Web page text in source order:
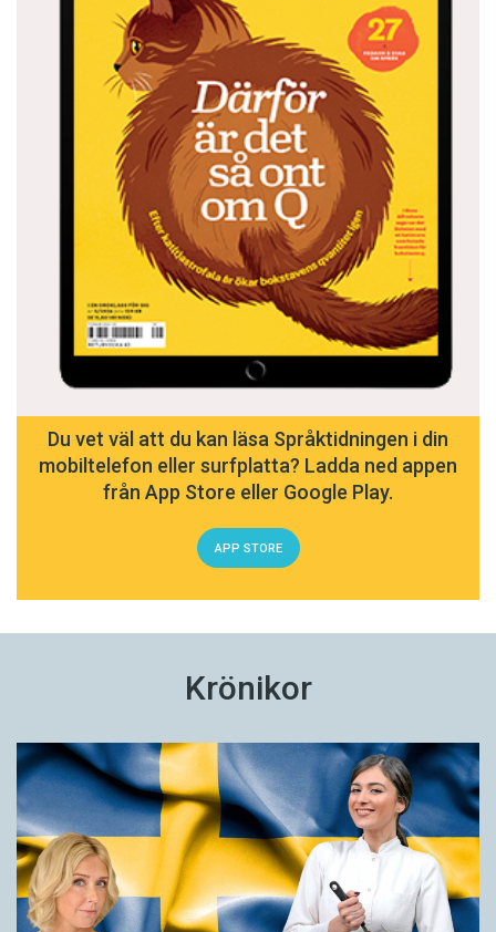
kanske anpassa sig till pionjärsituationen och
välja en typ av lösning; när sedan landet blir
mera känt och vi vänjer oss vid att läsa
författare därifrån kan man göra på ett annat
Temlan blev mitt fall den gången. Det var nog
bra. Men jag kan fortfarande grubbla på hur den
borde ha översatts.
Du vet väl att du kan läsa Språktidningen i din
mobiltelefon eller surfplatta? Ladda ned appen
från App Store eller Google Play.
APP STORE
Krönikor